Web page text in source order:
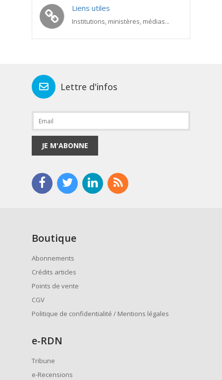
Liens utiles
Institutions, ministères, médias...
Lettre d'infos
JE M'ABONNE
Boutique
Abonnements
Crédits articles
Points de vente
CGV
Politique de confidentialité / Mentions légales
e-RDN
Tribune
e-Recensions